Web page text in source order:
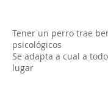
Tener un perro trae
psicológicos
Se adapta a cual a
lugar